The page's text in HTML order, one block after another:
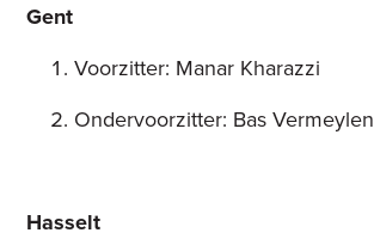
Gent
Voorzitter: Manar Kharazzi
Ondervoorzitter: Bas Vermeylen
Hasselt